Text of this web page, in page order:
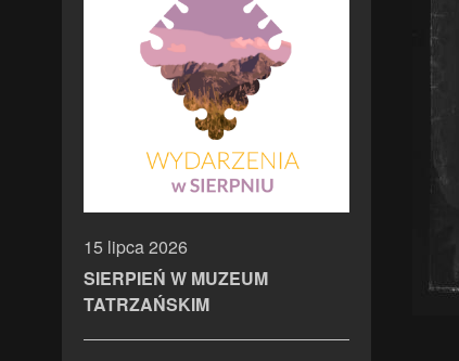
15 lipca 2026
SIERPIEŃ W MUZEUM
TATRZAŃSKIM